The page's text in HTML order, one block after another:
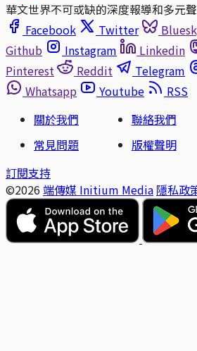
華文世界不可或缺的深度報導和多元
Facebook
Twitter
Github
Instagram Linkedin
Pinterest
Reddit Telegram
Whatsapp
Youtube
RSS
關於我們
聯絡我們
常見問題
版權聲明
訂閱支持
©2026 端傳媒 Initium Media 隱私政